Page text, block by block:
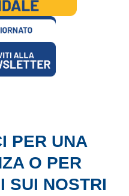
PER UNA
O PER
SUI NOSTRI